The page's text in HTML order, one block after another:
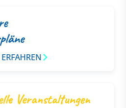
Veranstaltungen